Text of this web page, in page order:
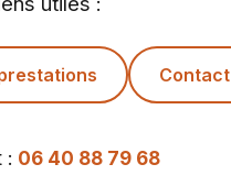
Contact
: 06 40 88 79 68